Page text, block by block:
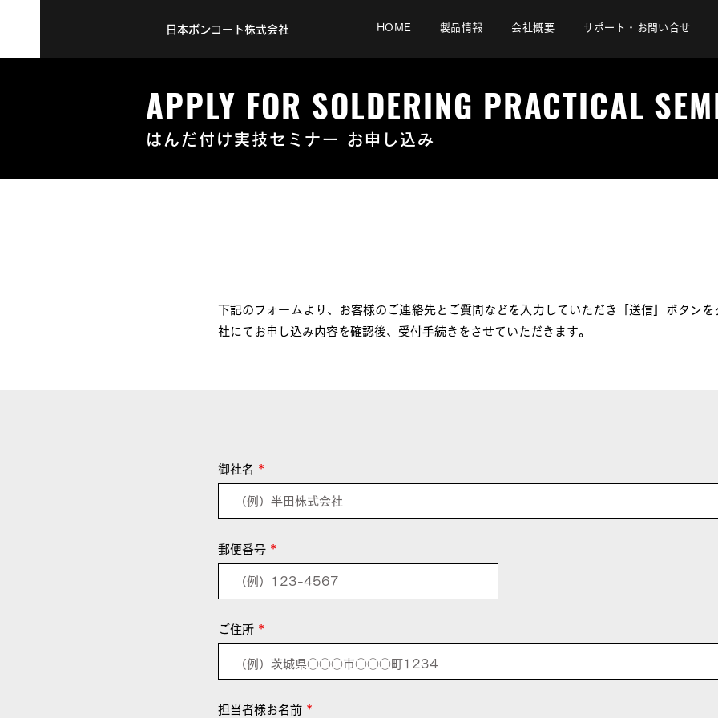
日本ボンコート株式会社 HOME 製品情報 会社概要 サポート・お問い合せ
APPLY FOR SOLDERING PRACTICAL
はんだ付け実技セミナー お申し込み
下記のフォームより、お客様のご連絡先とご質問などを入力していただき「送信」ボタン
社にてお申し込み内容を確認後、受付手続きをさせていただきます。
御社名
郵便番号
ご住所
担当者様お名前